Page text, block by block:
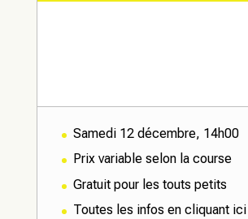
Samedi 12 décembre, 14h00
Prix variable selon la course
Gratuit pour les touts petits
Toutes les infos en cliquant ici